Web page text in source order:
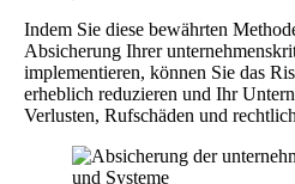
Indem Sie diese bewährten
Absicherung Ihrer
implementieren, können Sie das
erheblich reduzieren und Ihr
Verlusten, Rufschäden und